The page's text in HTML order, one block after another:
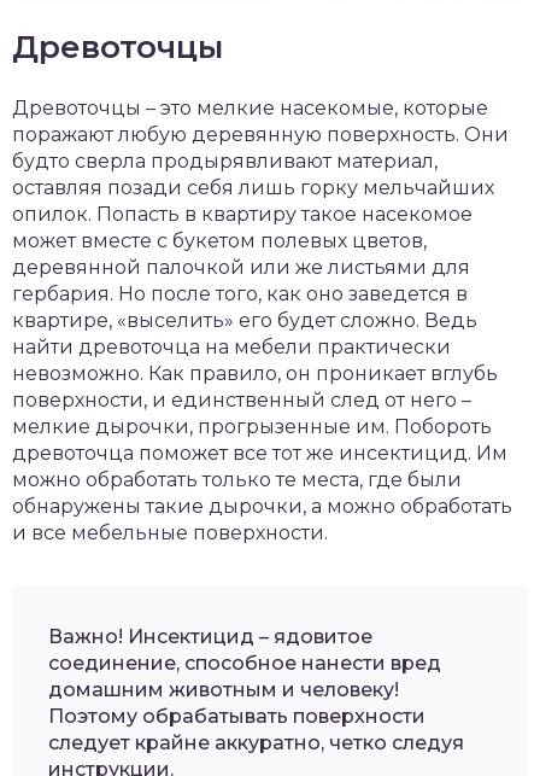
Древоточцы
Древоточцы – это мелкие насекомые, которые
поражают любую деревянную поверхность. Они
будто сверла продырявливают материал,
оставляя позади себя лишь горку мельчайших
опилок. Попасть в квартиру такое насекомое
может вместе с букетом полевых цветов,
деревянной палочкой или же листьями для
гербария. Но после того, как оно заведется в
квартире, «выселить» его будет сложно. Ведь
найти древоточца на мебели практически
невозможно. Как правило, он проникает вглубь
поверхности, и единственный след от него –
мелкие дырочки, прогрызенные им. Побороть
древоточца поможет все тот же инсектицид. Им
можно обработать только те места, где были
обнаружены такие дырочки, а можно обработать
и все мебельные поверхности.
Важно! Инсектицид – ядовитое
соединение, способное нанести вред
домашним животным и человеку!
Поэтому обрабатывать поверхности
следует крайне аккуратно, четко следуя
инструкции.